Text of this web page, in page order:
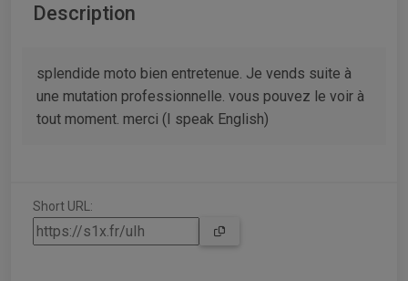
Description
splendide moto bien entretenue. Je vends suite à
une mutation professionnelle. vous pouvez le voir à
tout moment. merci (I speak English)
Short URL: